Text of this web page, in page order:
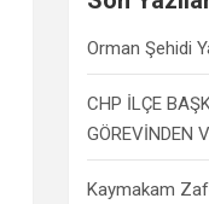
Orman Şehidi
CHP İLÇE
GÖREVİNDEN
Kaymakam